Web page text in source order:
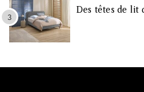
Des têtes de lit